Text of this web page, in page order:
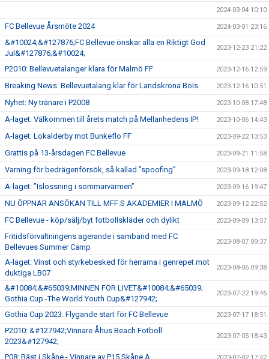
2024-03-04 10:10
FC Bellevue Årsmöte 2024 2024-03-01 23:16
&#10024;&#127876;FC Bellevue önskar alla en Riktigt God
Jul&#127876;&#10024;
2023-12-23 21:22
P2010: Bellevuetalanger klara för Malmö FF 2023-12-16 12:59
Breaking News: Bellevuetalang klar för Landskrona BoIs 2023-12-16 10:51
Nyhet: Ny tränare i P2008 2023-10-08 17:48
A-laget: Välkommen till årets match på Mellanhedens IP! 2023-10-06 14:43
A-laget: Lokalderby mot Bunkeflo FF 2023-09-22 13:53
Grattis på 13-årsdagen FC Bellevue 2023-09-21 11:58
Varning för bedrägeriförsök, så kallad ”spoofing” 2023-09-18 12:08
A-laget: ”Islossning i sommarvärmen” 2023-09-16 19:47
NU ÖPPNAR ANSÖKAN TILL MFF:S AKADEMIER I MALMÖ 2023-09-12 22:52
FC Bellevue - köp/sälj/byt fotbollskläder och dylikt 2023-09-09 13:57
Fritidsförvaltningens agerande i samband med FC
Bellevues Summer Camp
2023-08-07 09:37
A-laget: Vinst och styrkebesked för herrarna i genrepet mot
duktiga LB07
2023-08-06 09:38
&#10084;&#65039;MINNEN FÖR LIVET&#10084;&#65039;
Gothia Cup -The World Youth Cup&#127942;
2023-07-22 19:46
Gothia Cup 2023: Flygande start för FC Bellevue 2023-07-17 18:51
P2010: &#127942;Vinnare Åhus Beach Fotboll
2023&#127942;
2023-07-05 18:43
P08: Bäst i Skåne - Vinnare av P15 Skåne A